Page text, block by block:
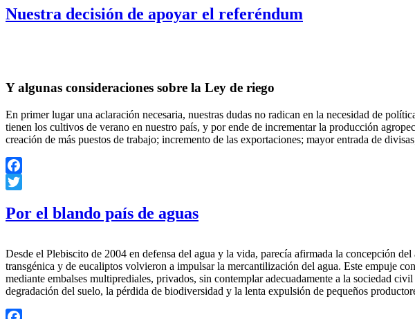
Nuestra decisión de apoyar el referéndum
Y algunas consideraciones sobre la Ley de riego
En primer lugar una aclaración necesaria, nuestras dudas no radican en la necesidad de
tienen los cultivos de verano en nuestro país, y por ende de incrementar la producción
creación de más puestos de trabajo; incremento de las exportaciones; mayor entrada de
Facebook
Por el blando país de aguas
Desde el Plebiscito de 2004 en defensa del agua y la vida, parecía afirmada la concepción
transgénica y de eucaliptos volvieron a impulsar la mercantilización del agua. Este empuje
mediante embalses multiprediales, privados, sin contemplar adecuadamente a la sociedad
degradación del suelo, la pérdida de biodiversidad y la lenta expulsión de pequeños